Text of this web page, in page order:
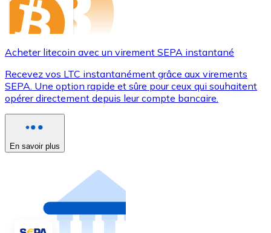
Acheter litecoin avec un virement SEPA instantané
Recevez vos LTC instantanément grâce aux virements
SEPA. Une option rapide et sûre pour ceux qui souhaitent
opérer directement depuis leur compte bancaire.
En savoir plus